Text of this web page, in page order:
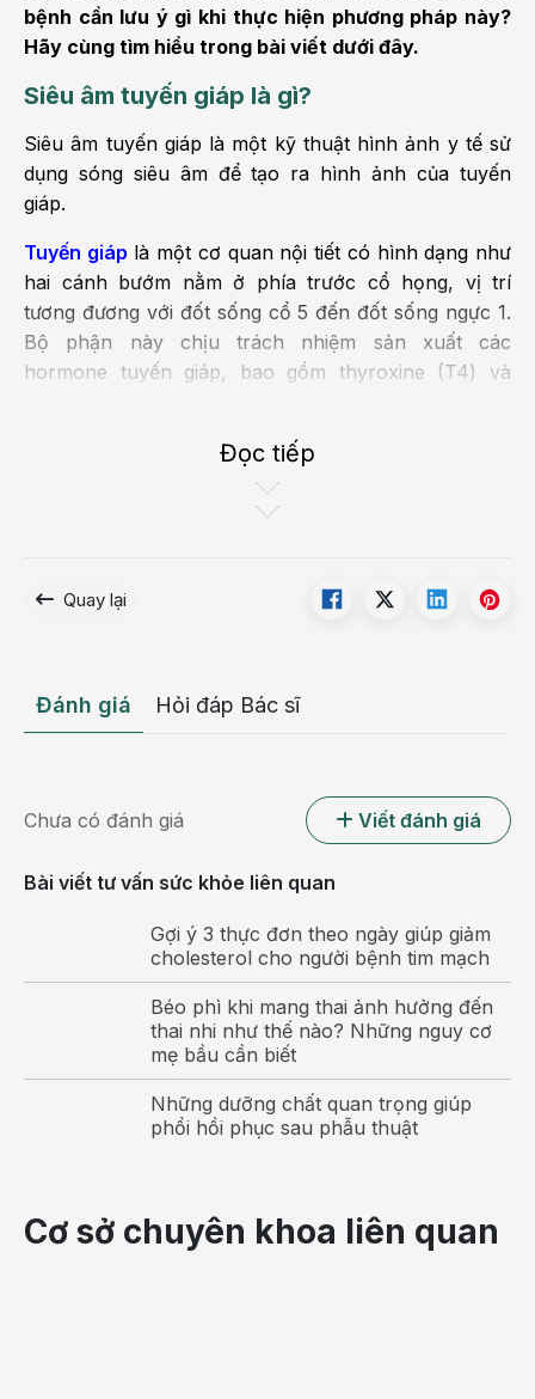
bệnh cần lưu ý gì khi thực hiện phương pháp này?
Hãy cùng tìm hiểu trong bài viết dưới đây.
Siêu âm tuyến giáp là gì?
Siêu âm tuyến giáp là một kỹ thuật hình ảnh y tế sử
dụng sóng siêu âm để tạo ra hình ảnh của tuyến
giáp.
Tuyến giáp là một cơ quan nội tiết có hình dạng như
hai cánh bướm nằm ở phía trước cổ họng, vị trí
tương đương với đốt sống cổ 5 đến đốt sống ngực 1.
Bộ phận này chịu trách nhiệm sản xuất các
hormone tuyến giáp, bao gồm thyroxine (T4) và
Khi tuyến giáp không hoạt động đúng cách hoặc
xuất hiện các nốt nhân bất thường có thể dẫn đến
tiêu hóa. Trên thực tế, các nốt bất thường này
Hình ảnh khối u bất thường tại tuyến giáp
Theo thống kê, chỉ có khoảng 5-10% bệnh nhân
phát hiện ra những khối u này ở giai đoạn sớm do
thước, hình dạng và cấu trúc của tuyến giáp, cũng
như để xác định các khối u và các bất thường khác.
Đọc tiếp
Quay lại
Đánh giá Hỏi đáp Bác sĩ
Chưa có đánh giá Viết đánh giá
Bài viết tư vấn sức khỏe liên quan
Gợi ý 3 thực đơn theo ngày giúp giảm
cholesterol cho người bệnh tim mạch
Béo phì khi mang thai ảnh hưởng đến
thai nhi như thế nào? Những nguy cơ
mẹ bầu cần biết
Những dưỡng chất quan trọng giúp
phổi hồi phục sau phẫu thuật
Cơ sở chuyên khoa liên quan